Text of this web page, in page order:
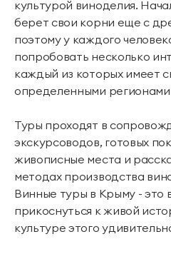
культурой виноделия.
берет свои корни еще с
поэтому у каждого
попробовать несколько
каждый из которых имеет
определенными
Туры проходят в
экскурсоводов, готовых
живописные места и
методах производства
Винные туры в Крыму - это
прикоснуться к живой
культуре этого